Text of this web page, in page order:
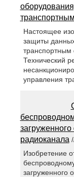
Настоящее
защиты
транспортным
Технический
управления
загруженного
радиоканала
Изобретение
загруженного